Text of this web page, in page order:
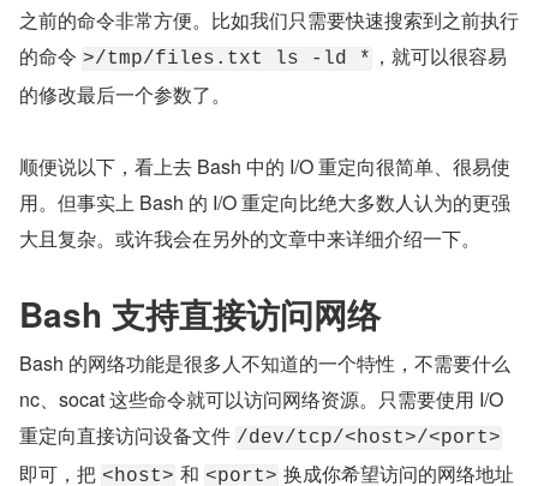
之前的命令非常方便。比如我们只需要快速搜索到之前执行
的命令 >/tmp/files.txt ls -ld * ，就可以很容易
的修改最后一个参数了。
顺便说以下，看上去 Bash 中的 I/O 重定向很简单、很易使
用。但事实上 Bash 的 I/O 重定向比绝大多数人认为的更强
大且复杂。或许我会在另外的文章中来详细介绍一下。
Bash 支持直接访问网络
Bash 的网络功能是很多人不知道的一个特性，不需要什么
nc、socat 这些命令就可以访问网络资源。只需要使用 I/O
重定向直接访问设备文件 /dev/tcp/<host>/<port>
即可，把 <host> 和 <port> 换成你希望访问的网络地址